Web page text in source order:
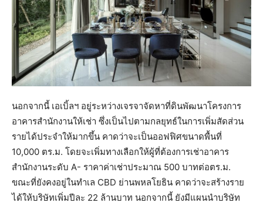
นอกจากนี้ เอเบิ้ลฯ อยู่ระหว่างเจรจาจัดหาที่ดินพัฒนาโครงการ
อาคารสำนักงานให้เช่า ซึ่งเป็นไปตามกลยุทธ์ในการเพิ่มสัดส่วน
รายได้ประจำให้มากขึ้น คาดว่าจะเป็นออฟฟิศขนาดพื้นที่
10,000 ตร.ม. โดยจะเพิ่มทางเลือกให้ผู้ที่ต้องการเช่าอาคาร
สำนักงานระดับ A- ราคาค่าเช่าประมาณ 500 บาทต่อตร.ม.
ขณะที่ยังคงอยู่ในทำเล CBD ย่านพหลโยธิน คาดว่าจะสร้างราย
ได้ให้บริษัทเพิ่มปีละ 22 ล้านบาท นอกจากนี้ ยังมีแผนนำบริษัท